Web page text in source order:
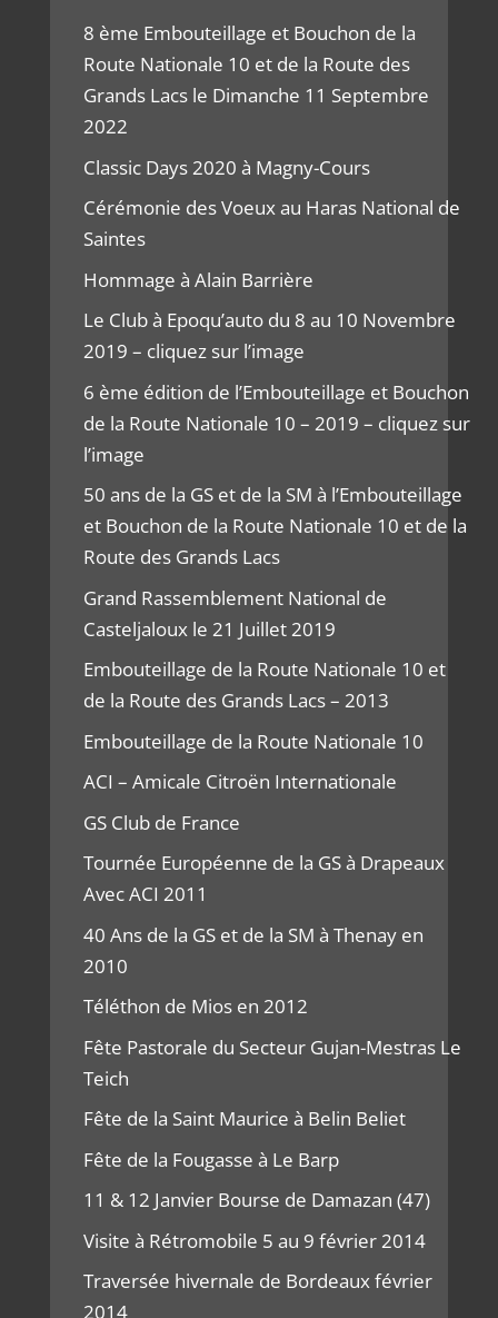
8 ème Embouteillage et Bouchon de la
Route Nationale 10 et de la Route des
Grands Lacs le Dimanche 11 Septembre
2022
Classic Days 2020 à Magny-Cours
Cérémonie des Voeux au Haras National de
Saintes
Hommage à Alain Barrière
Le Club à Epoqu’auto du 8 au 10 Novembre
2019 – cliquez sur l’image
6 ème édition de l’Embouteillage et Bouchon
de la Route Nationale 10 – 2019 – cliquez sur
l’image
50 ans de la GS et de la SM à l’Embouteillage
et Bouchon de la Route Nationale 10 et de la
Route des Grands Lacs
Grand Rassemblement National de
Casteljaloux le 21 Juillet 2019
Embouteillage de la Route Nationale 10 et
de la Route des Grands Lacs – 2013
Embouteillage de la Route Nationale 10
ACI – Amicale Citroën Internationale
GS Club de France
Tournée Européenne de la GS à Drapeaux
Avec ACI 2011
40 Ans de la GS et de la SM à Thenay en
2010
Téléthon de Mios en 2012
Fête Pastorale du Secteur Gujan-Mestras Le
Teich
Fête de la Saint Maurice à Belin Beliet
Fête de la Fougasse à Le Barp
11 & 12 Janvier Bourse de Damazan (47)
Visite à Rétromobile 5 au 9 février 2014
Traversée hivernale de Bordeaux février
2014